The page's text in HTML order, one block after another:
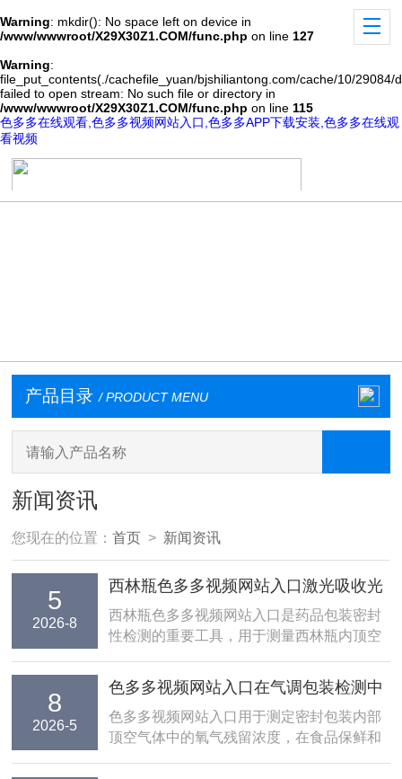
Warning: mkdir(): No space left on device in
/www/wwwroot/X29X30Z1.COM/func.php on line 127
Warning:
file_put_contents(./cachefile_yuan/bjshiliantong.com/cache/10/29084/
failed to open stream: No such file or directory in
/www/wwwroot/X29X30Z1.COM/func.php on line 115
色多多在线观看,色多多视频网站入口,色多多APP下载安装,色多多在线观
看视频
产品目录 / PRODUCT MENU
新闻资讯
您现在的位置：首页 > 新闻资讯
5
2026-8
西林瓶色多多视频网站入口激光吸收光
谱原理与氧气浓度检测机制
西林瓶色多多视频网站入口是药品包装密封
性检测的重要工具，用于测量西林瓶内顶空
灵敏度、非接触和快速响应的特点，成为残
氧检测的主流方法。理解其工作原理和检测
机制，有助于正确使用仪器并准确解读检测
结果。一、激光吸收光谱的...
8
2026-5
色多多视频网站入口在气调包装检测中
的传感器校准流程与采样针头维护
色多多视频网站入口用于测定密封包装内部
顶空气体中的氧气残留浓度，在食品保鲜和